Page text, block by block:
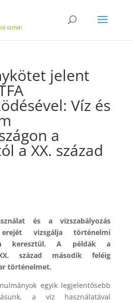
jelent
Víz és
a
a XX. század
és a vízszabályozás
erejét vizsgálja történelmi
keresztül. A példák a
század második feléig
történelmet.
egyik legjelentősebb
a víz használatával